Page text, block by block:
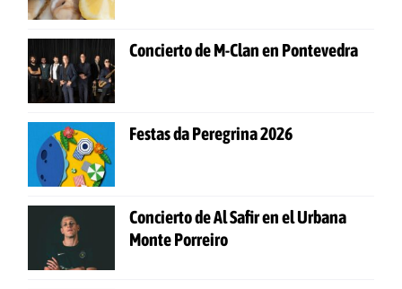
Concierto de M-Clan en Pontevedra
Festas da Peregrina 2026
Concierto de Al Safir en el Urbana
Monte Porreiro